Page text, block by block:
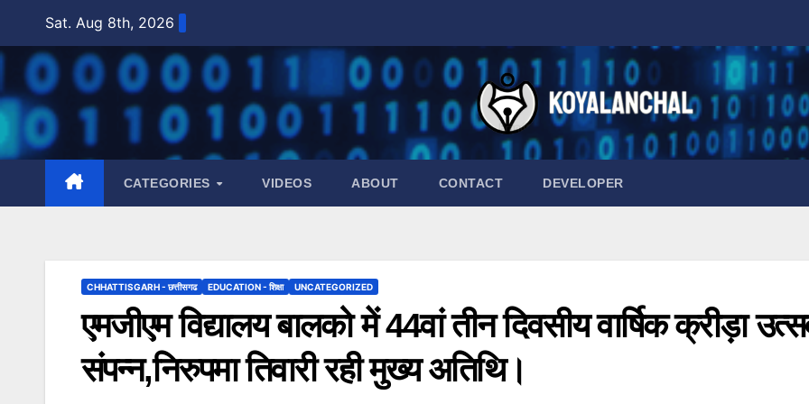
content
Sat. Aug 8th, 2026
CATEGORIES VIDEOS ABOUT CONTACT DEVELOPER
CHHATTISGARH - छत्तीसगढ EDUCATION - शिक्षा UNCATEGORIZED
एमजीएम विद्यालय बालको में 44वां तीन दिवसीय वार्षिक क्रीड़ा
संपन्न,निरुपमा तिवारी रही मुख्य अतिथि।